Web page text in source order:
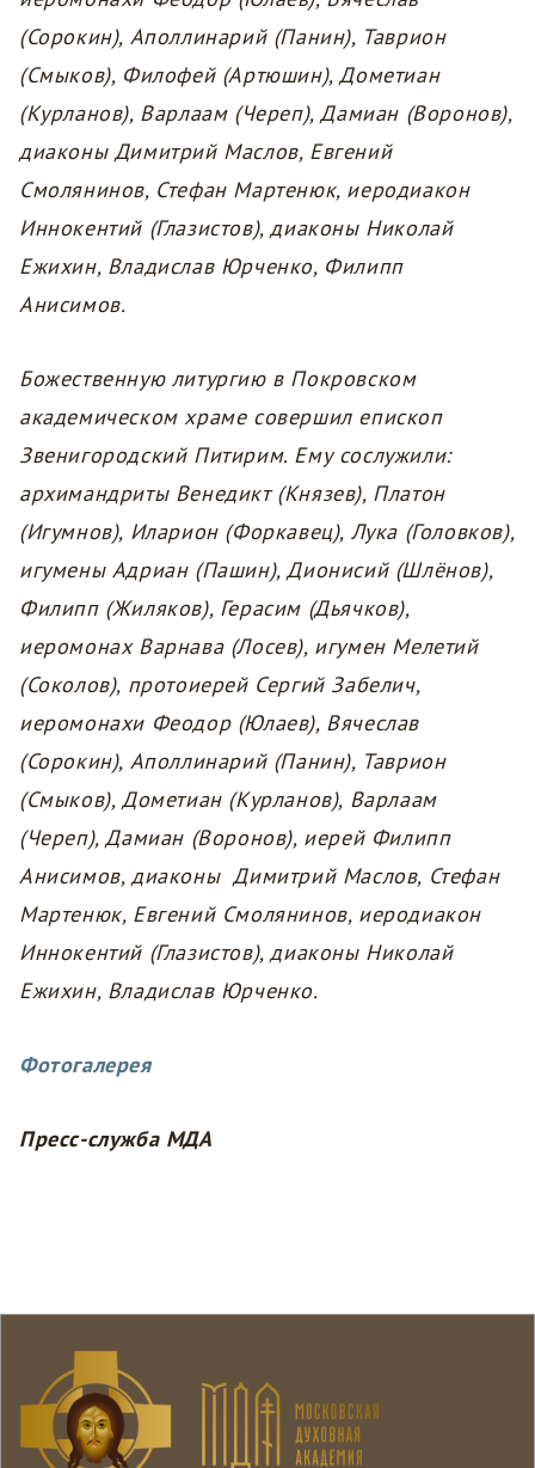
(Сорокин), Аполлинарий (Панин), Таврион
(Смыков), Филофей (Артюшин), Дометиан
(Курланов), Варлаам (Череп), Дамиан (Воронов),
диаконы Димитрий Маслов, Евгений
Смолянинов, Стефан Мартенюк, иеродиакон
Иннокентий (Глазистов), диаконы Николай
Ежихин, Владислав Юрченко, Филипп
Анисимов.
Божественную литургию в Покровском
академическом храме совершил епископ
Звенигородский Питирим. Ему сослужили:
архимандриты Венедикт (Князев), Платон
(Игумнов), Иларион (Форкавец), Лука (Головков),
игумены Адриан (Пашин), Дионисий (Шлёнов),
Филипп (Жиляков), Герасим (Дьячков),
иеромонах Варнава (Лосев), игумен Мелетий
(Соколов), протоиерей Сергий Забелич,
иеромонахи Феодор (Юлаев), Вячеслав
(Сорокин), Аполлинарий (Панин), Таврион
(Смыков), Дометиан (Курланов), Варлаам
(Череп), Дамиан (Воронов), иерей Филипп
Анисимов, диаконы Димитрий Маслов, Стефан
Мартенюк, Евгений Смолянинов, иеродиакон
Иннокентий (Глазистов), диаконы Николай
Ежихин, Владислав Юрченко.
Фотогалерея
Пресс-служба МДА